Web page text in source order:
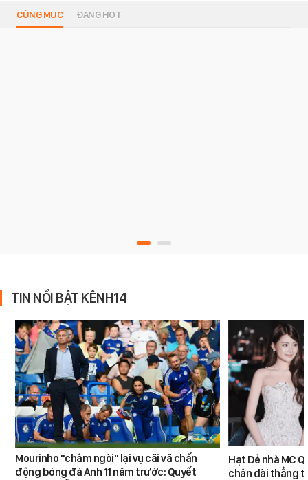
CÙNG MỤC ĐANG HOT
TIN NỔI BẬT KÊNH14
Mourinho "châm ngòi" lại vụ cãi vã chấn
động bóng đá Anh 11 năm trước: Quyết
Hạt Dẻ nhà MC
chân dài thẳng